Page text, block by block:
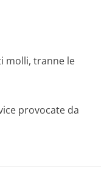
molli, tranne le
provocate da